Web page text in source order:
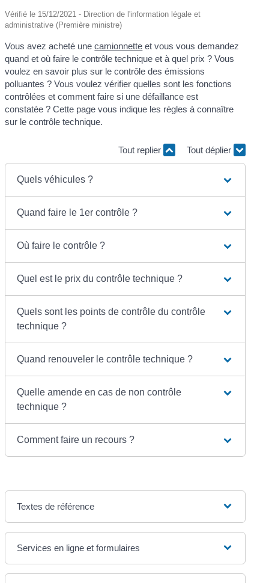
Vérifié le 15/12/2021 - Direction de l'information légale et
administrative (Première ministre)
Vous avez acheté unecamionnette et vous vous demandez
quand et où faire le contrôle technique et à quel prix ? Vous
voulez en savoir plus sur le contrôle des émissions
polluantes ? Vous voulez vérifier quelles sont les fonctions
contrôlées et comment faire si une défaillance est
constatée ? Cette page vous indique les règles à connaître
sur le contrôle technique.
Tout replier Tout déplier
Quels véhicules ?
Quand faire le 1er contrôle ?
Où faire le contrôle ?
Quel est le prix du contrôle technique ?
Quels sont les points de contrôle du contrôle
technique ?
Quand renouveler le contrôle technique ?
Quelle amende en cas de non contrôle
technique ?
Comment faire un recours ?
Textes de référence
Services en ligne et formulaires